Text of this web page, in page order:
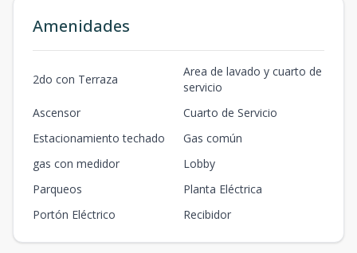
Amenidades
2do con Terraza
Area de lavado y cuarto de
servicio
Ascensor
Cuarto de Servicio
Estacionamiento techado
Gas común
gas con medidor
Lobby
Parqueos
Planta Eléctrica
Portón Eléctrico
Recibidor